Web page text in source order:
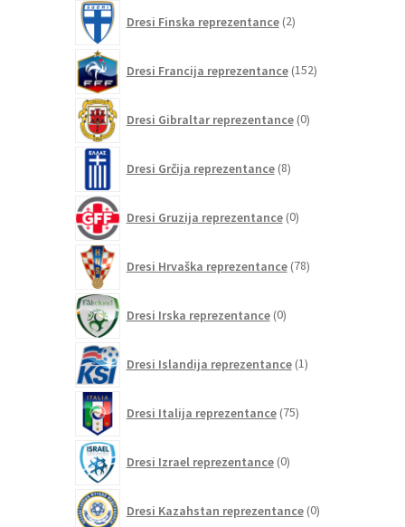
Dresi Finska reprezentance 2izdelka
Dresi Francija reprezentance 152izdelkov
Dresi Gibraltar reprezentance 0izdelkov
Dresi Grčija reprezentance 8izdelkov
Dresi Gruzija reprezentance 0izdelkov
Dresi Hrvaška reprezentance 78izdelkov
Dresi Irska reprezentance 0izdelkov
Dresi Islandija reprezentance 1izdelek
Dresi Italija reprezentance 75izdelkov
Dresi Izrael reprezentance 0izdelkov
Dresi Kazahstan reprezentance 0izdelkov